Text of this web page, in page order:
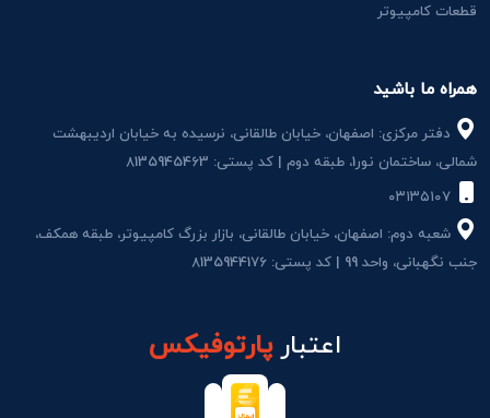
همراه ما باشید
دفتر مرکزی: اصفهان، خیابان طالقانی، نرسیده به خیابان اردیبهشت
شمالی، ساختمان نور1، طبقه دوم | کد پستی: 8135945463
شعبه دوم: اصفهان، خیابان طالقانی، بازار بزرگ کامپیوتر، طبقه همکف،
جنب نگهبانی، واحد 99 | کد پستی: 8135944176
قطعات کامپیوتر
اعتبارپارتوفیکس